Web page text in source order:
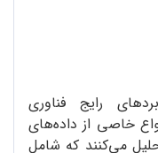
رایج فناوری
خاصی از داده‌های
می‌کنند که شامل